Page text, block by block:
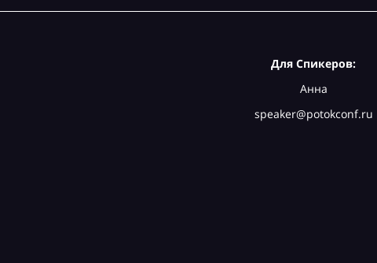
Для Спикеров:
Анна
speaker@potokconf.ru